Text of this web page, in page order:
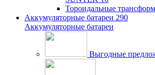
Тороидальные
Аккумуляторные батареи 290
Аккумуляторные батареи
Выгодные